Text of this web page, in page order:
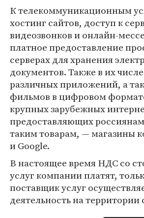
К телекоммуникационным
хостинг сайтов, доступ к
видеозвонков и онлайн-
платное предоставление
серверах для хранения
документов. Также в их
различных приложений, а
фильмов в цифровом
крупных зарубежных
предоставляющих
таким товарам, — магазины
и Google.
В настоящее время НДС со
услуг компании платят,
поставщик услуг
деятельность на территории